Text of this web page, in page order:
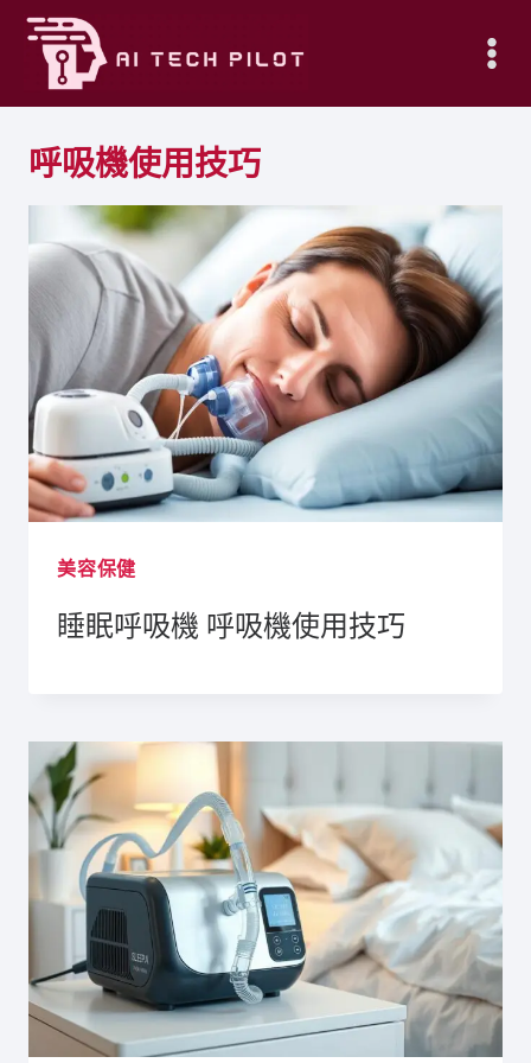
Skip
content
呼吸機使用技巧
美容保健
睡眠呼吸機 呼吸機使用技巧